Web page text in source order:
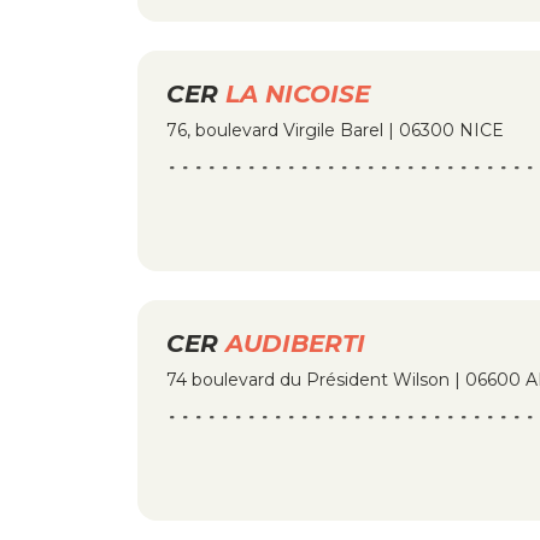
CER LA NICOISE
76, boulevard Virgile Barel | 06300 NICE
CER AUDIBERTI
74 boulevard du Président Wilson | 06600